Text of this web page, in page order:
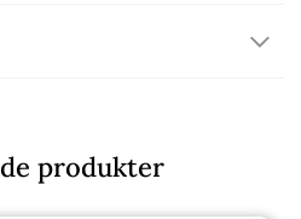
produkter